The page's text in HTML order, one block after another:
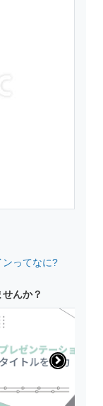
ンってなに?
んか？